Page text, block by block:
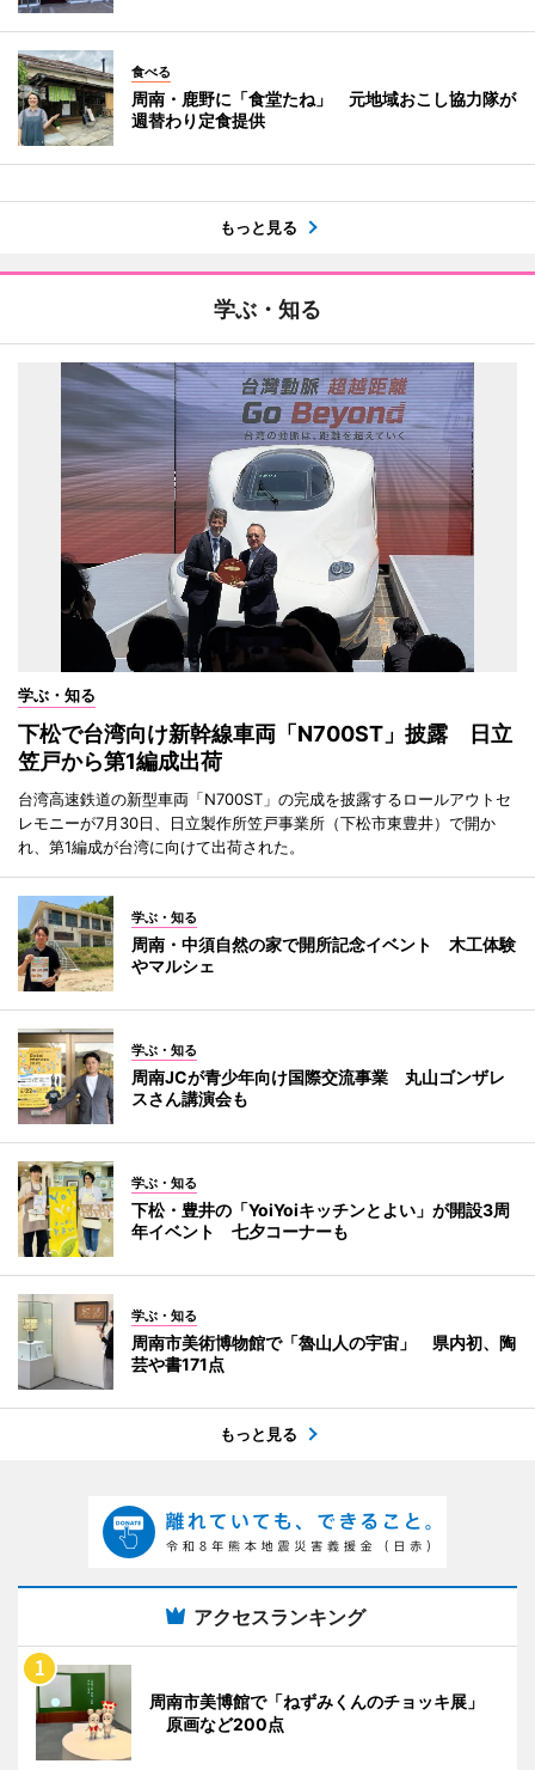
食べる
周南・鹿野に「食堂たね」 元地域おこし協力隊が
週替わり定食提供
もっと見る
学ぶ・知る
学ぶ・知る
下松で台湾向け新幹線車両「N700ST」披露 日立
笠戸から第1編成出荷
台湾高速鉄道の新型車両「N700ST」の完成を披露するロールアウトセ
レモニーが7月30日、日立製作所笠戸事業所（下松市東豊井）で開か
れ、第1編成が台湾に向けて出荷された。
学ぶ・知る
周南・中須自然の家で開所記念イベント 木工体験
やマルシェ
学ぶ・知る
周南JCが青少年向け国際交流事業 丸山ゴンザレ
スさん講演会も
学ぶ・知る
下松・豊井の「YoiYoiキッチンとよい」が開設3周
年イベント 七夕コーナーも
学ぶ・知る
周南市美術博物館で「魯山人の宇宙」 県内初、陶
芸や書171点
もっと見る
アクセスランキング
周南市美博館で「ねずみくんのチョッキ展」
原画など200点